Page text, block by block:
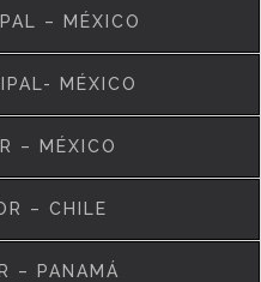
– MÉXICO
MÉXICO
– MÉXICO
– CHILE
– PANAMÁ